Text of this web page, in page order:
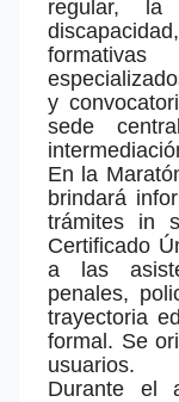
regular,
y
sede
En la
brindará
trámites in
Certificado
a las
penales,
trayectoria
formal. Se
usuarios.
Durante el